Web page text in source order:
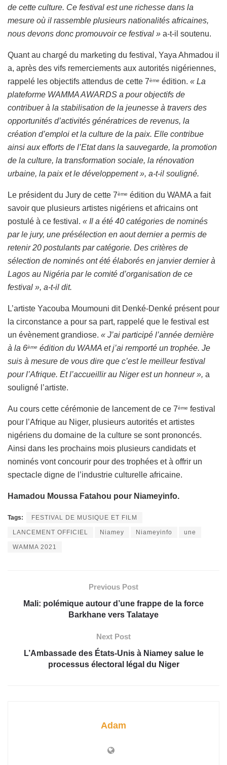
de cette culture. Ce festival est une richesse dans la
mesure où il rassemble plusieurs nationalités africaines,
nous devons donc promouvoir ce festival » a-t-il soutenu.
Quant au chargé du marketing du festival, Yaya Ahmadou il
a, après des vifs remerciements aux autorités nigériennes,
rappelé les objectifs attendus de cette 7ème édition. « La
plateforme WAMMA AWARDS a pour objectifs de
contribuer à la stabilisation de la jeunesse à travers des
opportunités d’activités génératrices de revenus, la
création d’emploi et la culture de la paix. Elle contribue
ainsi aux efforts de l’Etat dans la sauvegarde, la promotion
de la culture, la transformation sociale, la rénovation
urbaine, la paix et le développement », a-t-il souligné.
Le président du Jury de cette 7ème édition du WAMA a fait
savoir que plusieurs artistes nigériens et africains ont
postulé à ce festival. « Il a été 40 catégories de nominés
par le jury, une présélection en aout dernier a permis de
retenir 20 postulants par catégorie. Des critères de
sélection de nominés ont été élaborés en janvier dernier à
Lagos au Nigéria par le comité d’organisation de ce
festival », a-t-il dit.
L’artiste Yacouba Moumouni dit Denké-Denké présent pour
la circonstance a pour sa part, rappelé que le festival est
un évènement grandiose. « J’ai participé l’année dernière
à la 6ème édition du WAMA et j’ai remporté un trophée. Je
suis à mesure de vous dire que c’est le meilleur festival
pour l’Afrique. Et l’accueillir au Niger est un honneur », a
souligné l’artiste.
Au cours cette cérémonie de lancement de ce 7ème festival
pour l’Afrique au Niger, plusieurs autorités et artistes
nigériens du domaine de la culture se sont prononcés.
Ainsi dans les prochains mois plusieurs candidats et
nominés vont concourir pour des trophées et à offrir un
spectacle digne de l’industrie culturelle africaine.
Hamadou Moussa Fatahou pour Niameyinfo.
Tags: FESTIVAL DE MUSIQUE ET FILM
LANCEMENT OFFICIEL Niamey Niameyinfo une
WAMMA 2021
Previous Post
Mali: polémique autour d’une frappe de la force
Barkhane vers Talataye
Next Post
L’Ambassade des États-Unis à Niamey salue le
processus électoral légal du Niger
Adam